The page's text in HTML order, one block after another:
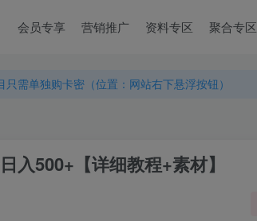
会员专享 营销推广 资料专区 聚合专区
需单独购卡密（位置：网站右下悬浮按钮）
需单独购卡密（位置：网站右下悬浮按钮）
入500+【详细教程+素材】